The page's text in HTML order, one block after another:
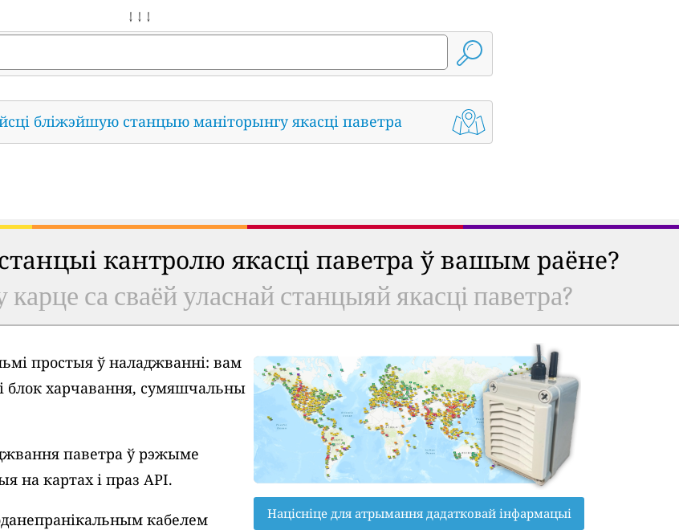
↓ ↓ ↓
бліжэйшую станцыю маніторынгу якасці паветра
кантролю якасці паветра ў вашым раёне?
са сваёй уласнай станцыяй якасці паветра?
простыя ў наладжванні: вам
блок харчавання, сумяшчальны
паветра ў рэжыме
на картах і праз API.
кабелем
Націсніце для атрымання дадатковай інфармацыі